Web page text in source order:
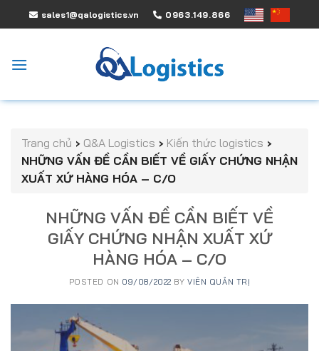
to
sales1@qalogistics.vn 0963.149.866
Trang chủ › Q&A Logistics › Kiến thức logistics ›
NHỮNG VẤN ĐỀ CẦN BIẾT VỀ GIẤY CHỨNG NHẬN
XUẤT XỨ HÀNG HÓA – C/O
NHỮNG VẤN ĐỀ CẦN BIẾT VỀ
GIẤY CHỨNG NHẬN XUẤT XỨ
HÀNG HÓA – C/O
POSTED ON 09/08/2022 BYVIÊN QUẢN TRỊ